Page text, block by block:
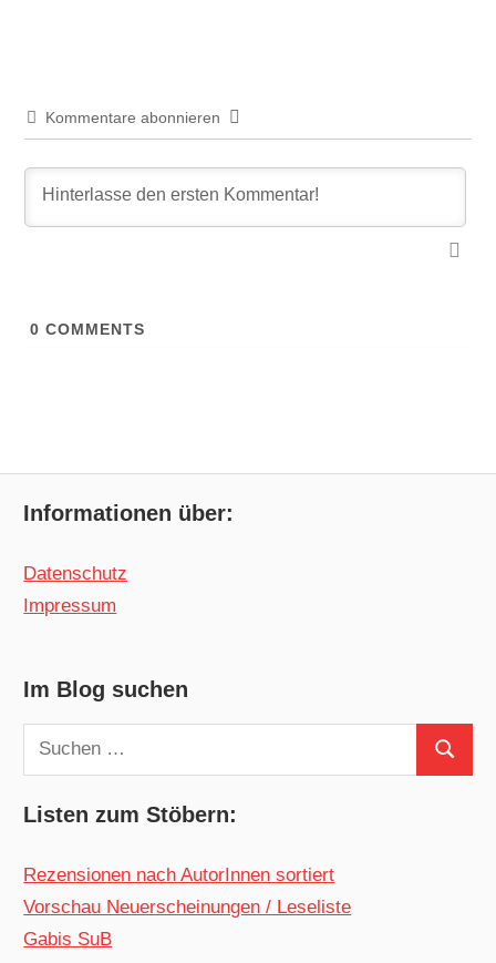
Kommentare abonnieren
0 COMMENTS
Informationen über:
Datenschutz
Impressum
Im Blog suchen
Suchen
nach:
Suchen
Listen zum Stöbern:
Rezensionen nach AutorInnen sortiert
Vorschau Neuerscheinungen / Leseliste
Gabis SuB